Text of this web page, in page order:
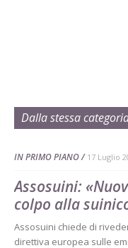
Dalla stessa
IN PRIMO PIANO 17 Luglio
Assosuini:
colpo alla
Assosuini chiede di
direttiva europea sulle